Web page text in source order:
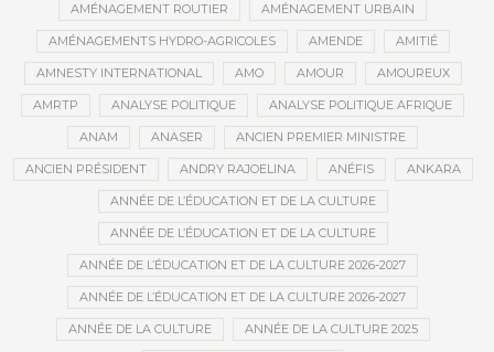
AMÉNAGEMENT ROUTIER AMÉNAGEMENT URBAIN
AMÉNAGEMENTS HYDRO-AGRICOLES AMENDE AMITIÉ
AMNESTY INTERNATIONAL AMO AMOUR AMOUREUX
AMRTP ANALYSE POLITIQUE ANALYSE POLITIQUE AFRIQUE
ANAM ANASER ANCIEN PREMIER MINISTRE
ANCIEN PRÉSIDENT ANDRY RAJOELINA ANÉFIS ANKARA
ANNÉE DE L’ÉDUCATION ET DE LA CULTURE
ANNÉE DE L’ÉDUCATION ET DE LA CULTURE
ANNÉE DE L’ÉDUCATION ET DE LA CULTURE 2026-2027
ANNÉE DE L’ÉDUCATION ET DE LA CULTURE 2026-2027
ANNÉE DE LA CULTURE ANNÉE DE LA CULTURE 2025